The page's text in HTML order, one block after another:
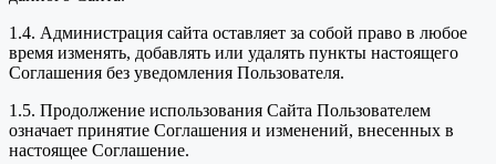
1.4. Администрация сайта оставляет за собой право в любое
время изменять, добавлять или удалять пункты настоящего
Соглашения без уведомления Пользователя.
1.5. Продолжение использования Сайта Пользователем
означает принятие Соглашения и изменений, внесенных в
настоящее Соглашение.